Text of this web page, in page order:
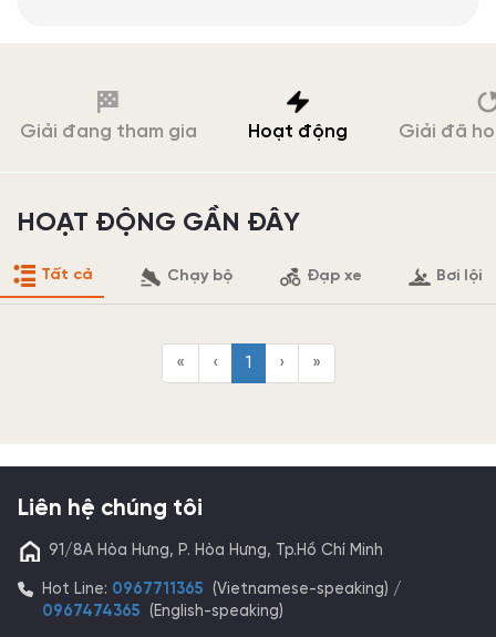
Giải đang tham gia Hoạt động Giải đã
HOẠT ĐỘNG GẦN ĐÂY
Tất cả Chạy bộ Đạp xe Bơi lội
« ‹ 1 › »
Liên hệ chúng tôi
91/8A Hòa Hưng, P. Hòa Hưng, Tp.Hồ Chí Minh
Hot Line: 0967711365 (Vietnamese-speaking) /
0967474365 (English-speaking)